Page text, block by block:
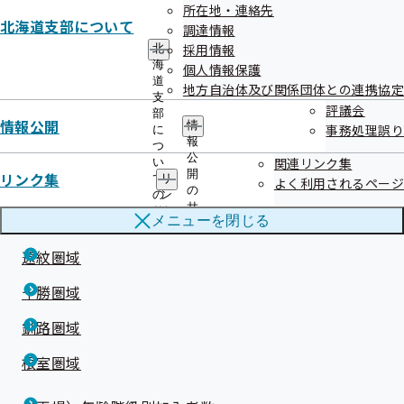
北海道支部について
北
海
道
支
部
に
つ
い
て
の
サ
ブ
所在地・連絡先
調達情報
採用情報
個人情報保護
地方自治体及び関係団体との連携協定
情報公開
情
報
公
開
の
サ
ブ
メ
評議会
事務処理誤り
リンク集
リ
ン
ク
集
関連リンク集
よく利用されるページ
メニューを閉じる
富良野圏域
留萌圏域
宗谷圏域
遠紋圏域
十勝圏域
釧路圏域
根室圏域